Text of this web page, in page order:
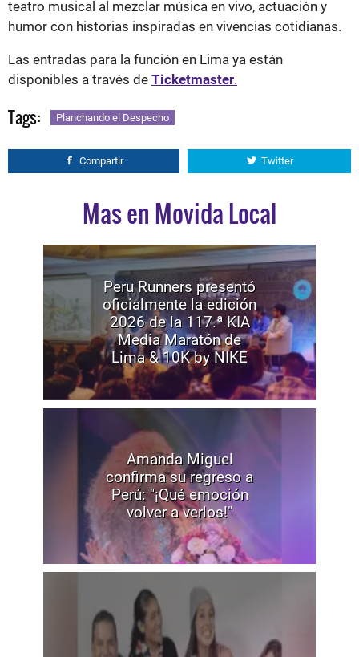
teatro musical al mezclar música en vivo, actuación y
humor con historias inspiradas en vivencias cotidianas.
Las entradas para la función en Lima ya están
disponibles a través de Ticketmaster.
Tags: Planchando el Despecho
Compartir Twitter
Mas en Movida Local
Peru Runners presentó
oficialmente la edición
2026 de la 117.ª KIA
Media Maratón de
Lima & 10K by NIKE
Amanda Miguel
confirma su regreso a
Perú: "¡Qué emoción
volver a verlos!"